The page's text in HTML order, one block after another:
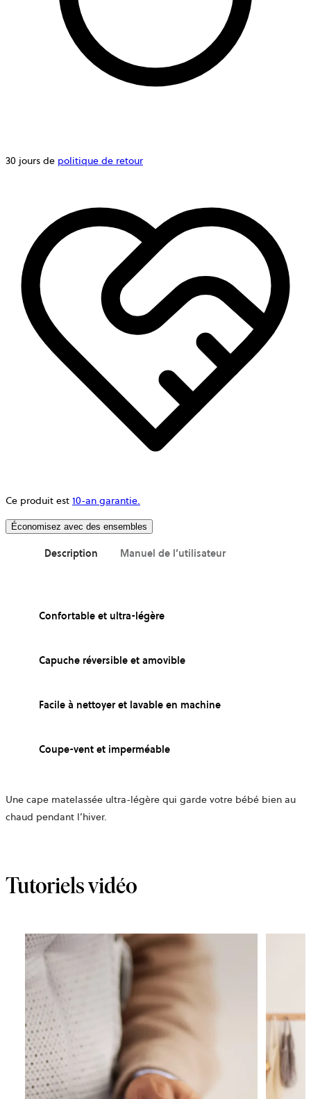
30 jours de politique de retour
Ce produit est 10-an garantie.
Économisez avec des ensembles
Description Manuel de l’utilisateur
Confortable et ultra-légère
Capuche réversible et amovible
Facile à nettoyer et lavable en machine
Coupe-vent et imperméable
Une cape matelassée ultra-légère qui garde votre bébé bien au
chaud pendant l’hiver.
Tutoriels vidéo